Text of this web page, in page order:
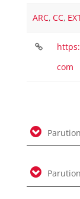
ARC, CC,
com